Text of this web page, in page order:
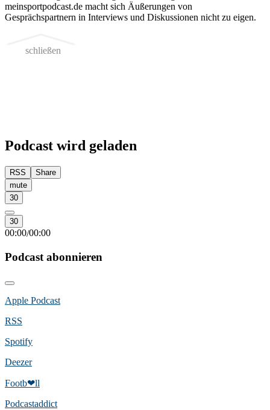
meinsportpodcast.de macht sich Äußerungen von
Gesprächspartnern in Interviews und Diskussionen nicht zu eigen.
schließen
Podcast wird geladen
RSS
Share
mute
30
30
00:00/00:00
Podcast abonnieren
Apple Podcast
RSS
Spotify
Deezer
Footb❤ll
Podcast­addict